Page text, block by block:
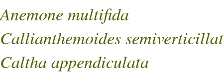
Anemone multifida
Callianthemoides
Caltha appendiculata